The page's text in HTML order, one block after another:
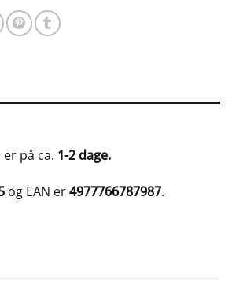
på ca. 1-2 dage.
og EAN er4977766787987.